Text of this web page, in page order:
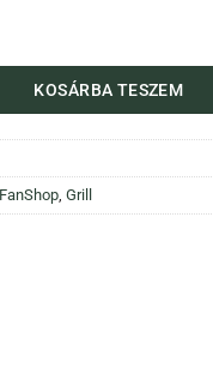
dísz mennyiség
KOSÁRBA TESZEM
FanShop Grill